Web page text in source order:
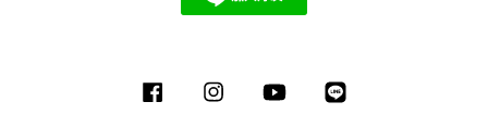
Facebook Instagram YouTube